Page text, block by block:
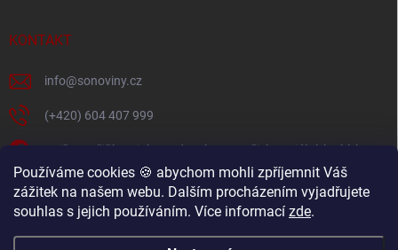
Používáme cookies 🍪 abychom mohli zpříjemnit Váš
zážitek na našem webu. Dalším procházením vyjadřujete
souhlas s jejich používáním. Více informací zde.
KONTAKT
info@sonoviny.cz
(+420) 604 407 999
Nejčerstvější novinky se dozvíte na našich sociálních sítích
sonoviny.cz
Videorecepty - Vaše oblíbené recepty v pohodlí domova